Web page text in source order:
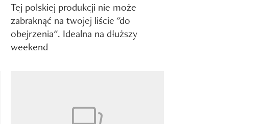
Tej polskiej produkcji nie może
zabraknąć na twojej liście "do
obejrzenia". Idealna na dłuższy
weekend